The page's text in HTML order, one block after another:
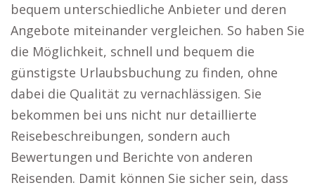
bequem unterschiedliche Anbieter und deren
Angebote miteinander vergleichen. So haben Sie
die Möglichkeit, schnell und bequem die
günstigste Urlaubsbuchung zu finden, ohne
dabei die Qualität zu vernachlässigen. Sie
bekommen bei uns nicht nur detaillierte
Reisebeschreibungen, sondern auch
Bewertungen und Berichte von anderen
Reisenden. Damit können Sie sicher sein, dass